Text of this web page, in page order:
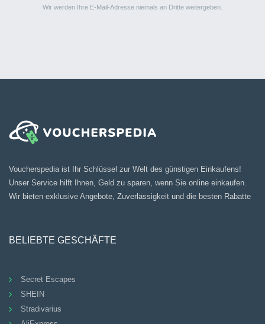
Wir werden Ihre E-Mail-Adresse niemals an Dritte weitergeben.
Voucherspedia ist Ihr Schlüssel zur Welt des günstigen Einkaufens!
Unser Service hilft Ihnen, Geld zu sparen, wenn Sie online einkaufen.
Wir bieten exklusive Angebote, Zuverlässigkeit und die besten Rabatte
BELIEBTE GESCHÄFTE
Secret Escapes
SHEIN
Stradivarius